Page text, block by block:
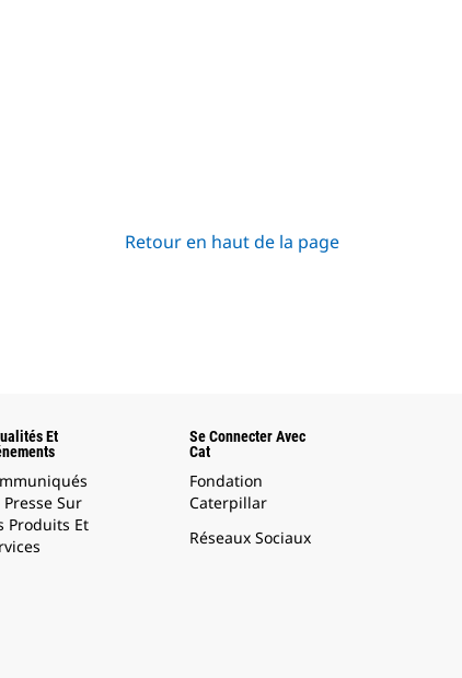
Retour en haut de la page
Et
Presse Sur
Produits Et
Se Connecter Avec
Cat
Fondation
Caterpillar
Réseaux Sociaux